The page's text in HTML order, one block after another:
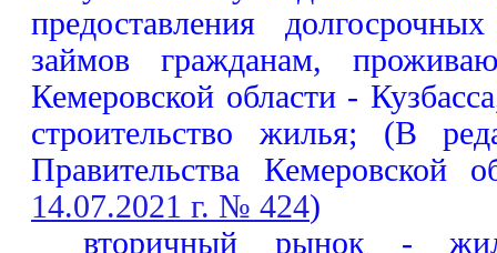
предоставления
займов гражданам,
Кемеровской области -
строительство жилья; (В
Правительства Кемеровской
14.07.2021 г. № 424)
вторичный рынок -